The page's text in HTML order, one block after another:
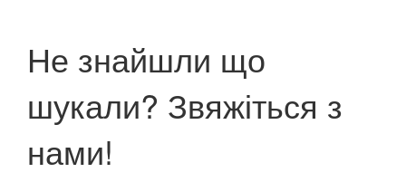
Не знайшли що
шукали? Звяжіться з
нами!